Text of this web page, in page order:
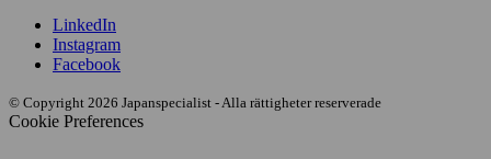
LinkedIn
Instagram
Facebook
© Copyright 2026 Japanspecialist - Alla rättigheter reserverade
Cookie Preferences